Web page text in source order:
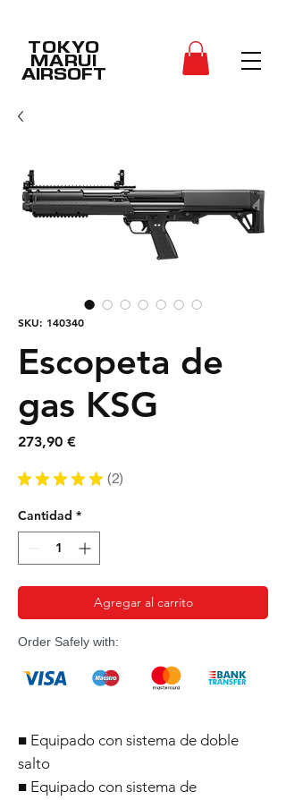
TOKYO
MARUI
AIRSOFT
SKU: 140340
Escopeta de
gas KSG
273,90 €Precio
★ ★ ★ ★ ★ 2
2
Cantidad *
Agregar al carrito
Order Safely with:
■ Equipado con sistema de doble
salto
■ Equipado con sistema de